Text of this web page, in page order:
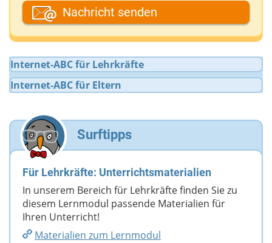
Dein Fantasiename
Deine E-Mail-Adresse (wenn du eine Antwort
möchtest)
Deine Nachricht
Nachricht senden
Internet-ABC für Lehrkräfte
Internet-ABC für Eltern
Surftipps
Für Lehrkräfte: Unterrichtsmaterialien
In unserem Bereich für Lehrkräfte finden Sie zu
diesem Lernmodul passende Materialien für
Ihren Unterricht!
Materialien zum Lernmodul